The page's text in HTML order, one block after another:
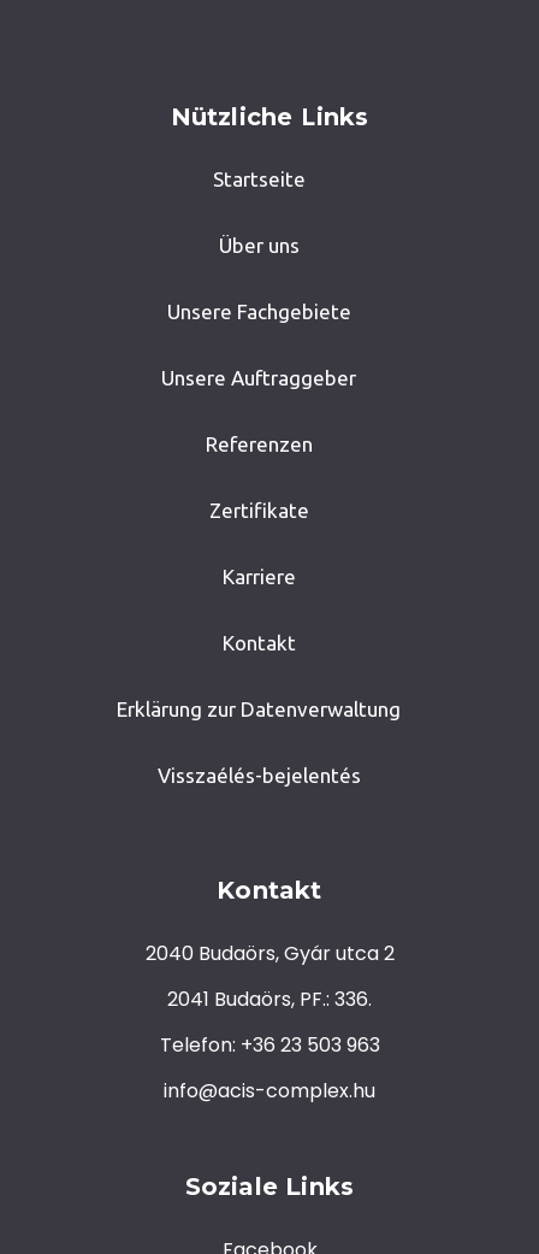
Nützliche Links
Startseite
Über uns
Unsere Fachgebiete
Unsere Auftraggeber
Referenzen
Zertifikate
Karriere
Kontakt
Erklärung zur Datenverwaltung
Visszaélés-bejelentés
Kontakt
2040 Budaörs, Gyár utca 2
2041 Budaörs, PF.: 336.
Telefon: +36 23 503 963
info@acis-complex.hu
Soziale Links